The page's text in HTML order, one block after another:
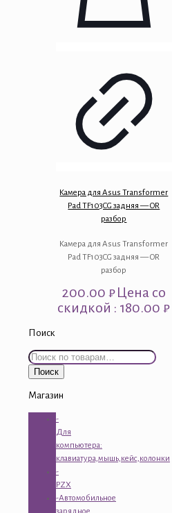
Камера для Asus Transformer
Pad TF103CG задняя — OR
разбор
Камера для Asus Transformer
Pad TF103CG задняя — OR
разбор
200.00₽Цена со
скидкой : 180.00 ₽
Поиск
Искать:
Поиск
Магазин
-
Для
компьютера:
клавиатура,мышь,кейс,колонки
-
PZX
-Автомобильное